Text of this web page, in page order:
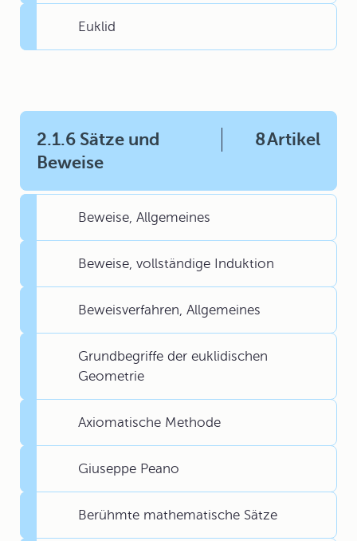
Euklid
2.1.6 Sätze und
Beweise
8Artikel
Beweise, Allgemeines
Beweise, vollständige Induktion
Beweisverfahren, Allgemeines
Grundbegriffe der euklidischen
Geometrie
Axiomatische Methode
Giuseppe Peano
Berühmte mathematische Sätze